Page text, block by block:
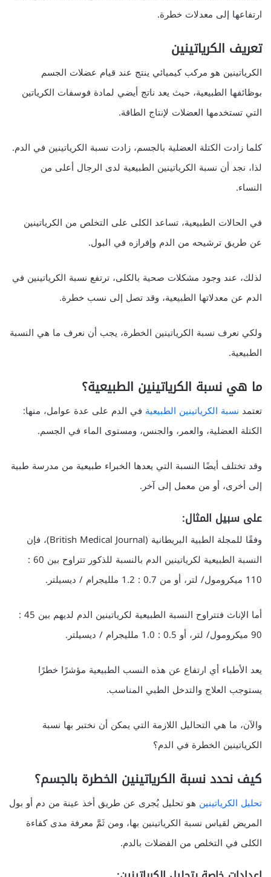
ارتفاعها إلى معدلات خطرة.
تعريف الكرياتينين
الكرياتينين هو مركب كيميائي ينتج عند قيام عضلات الجسم
بوظائفها الطبيعية، حيث يعد ناتج أيضي لمادة فوسفات الكرياتين
التي تستخدمها العضلات لإنتاج الطاقة.
كلما زادت الكتلة العضلية بالجسم، زادت نسبة الكرياتينين في الدم.
لذا، نجد أن نسبة الكرياتينين الطبيعية لدى الرجال أعلى من
النساء.
في الحالات الطبيعية، تساعد الكلى على التخلص من الكرياتينين
عن طريق ترشيحه من الدم وإفرازه في البول.
لذلك، عند وجود مشكلات صحية بالكلى، ترتفع نسبة الكرياتينين في
الدم عن معدلاتها الطبيعية، وقد تصل إلى نسب خطرة.
ولكي نعرف نسبة الكرياتينين الخطرة، يجب أن نعرف ما هي النسبة
الطبيعية.
ما هي نسبة الكرياتينين الطبيعية؟
تعتمد نسبة الكرياتينين الطبيعية في الدم على عدة عوامل، منها:
الكتلة العضلية، والعمر، والجنس، ومستوى الماء في الجسم.
وقد تختلف أيضًا النسبة التي يعدها الخبراء طبيعية من مدرسة طبية
إلى أخرى، أو من معمل إلى آخر.
على سبيل المثال:
وفقًا للمجلة الطبية البريطانية (British Medical Journal)، فإن
النسبة الطبيعية لكرياتينين الدم بالنسبة للذكور تتراوح بين 60 :
110 ميكرومول/ لتر، أو من 0.7 : 1.2 ملليجرام / ديسيلتر.
أما الإناث فتتراوح النسبة الطبيعية لكرياتينين الدم لديهم بين 45 :
90 ميكرومول/ لتر، أو 0.5 : 1.0 ملليجرام / ديسيلتر.
يعد الأطباء أي ارتفاع عن هذه النسب الطبيعية مؤشرًا خطرًا
يستوجب العلاج والتدخل الطبي المناسب.
والآن، ما هي التحاليل اللازمة التي يمكن أن نختبر بها نسبة
الكرياتينين الخطرة في الدم؟
كيف نحدد نسبة الكرياتينين الخطرة بالجسم؟
تحليل الكرياتينين هو تحليل يُجرى عن طريق أخذ عينة من دم أو بول
المريض لقياس نسبة الكرياتينين بها، ومن ثَمَّ معرفة مدى كفاءة
الكلى في التخلص من الفضلات بالدم.